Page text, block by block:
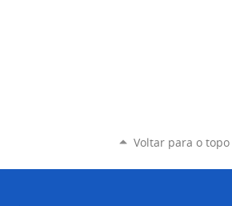
Voltar para o topo